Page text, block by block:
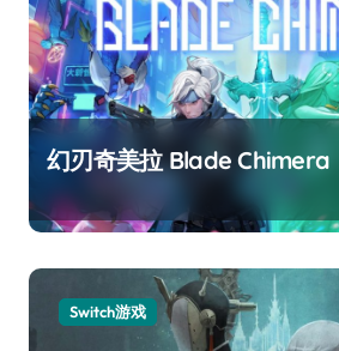
幻刃奇美拉 Blade Chimera
Switch游戏